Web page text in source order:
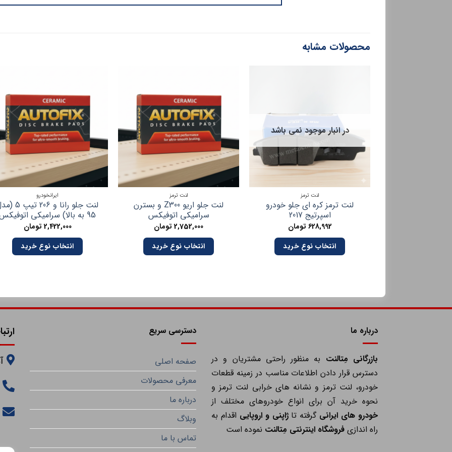
محصولات مشابه
در انبار موجود نمی باشد
لنت ترمز
لنت ترمز کره ای جلو خودرو
اسپرتیج 2017
628,992 تومان
انتخاب نوع خرید
لنت ترمز
لنت جلو اریو Z300 و بسترن
سرامیکی اتوفیکس
2,752,000 تومان
انتخاب نوع خرید
ایرانخودرو
لنت جلو رانا و 206
95 به بالا) سرامیکی اتوفیکس
2,422,000تومان
انتخاب نوع خرید
درباره ما
بازرگانی مِتالنت به منظور راحتی مشتریان و در
دسترس قرار دادن اطلاعات مناسب در زمینه قطعات
خودرو، لنت ترمز و نشانه های خرابی لنت ترمز و
نحوه خرید آن برای انواع خودروهای مختلف از
خودرو های ایرانی گرفته تاژاپنی و اروپایی اقدام به
راه اندازی فروشگاه اینترنتی مِتالنت نموده است
دسترسی سریع
صفحه اصلی
معرفی محصولات
درباره ما
وبلاگ
تماس با ما